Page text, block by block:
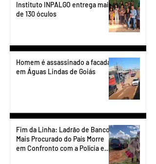
Instituto INPALGO entrega mais
de 130 óculos
Homem é assassinado a facadas
em Águas Lindas de Goiás
Fim da Linha: Ladrão de Banco
Mais Procurado do País Morre
em Confronto com a Polícia em